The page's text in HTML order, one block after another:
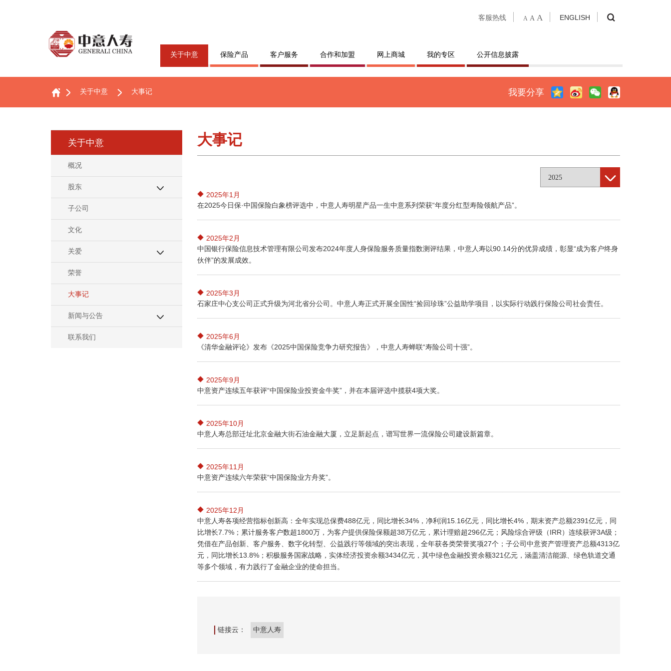
客服热线 A A A ENGLISH
关于中意 保险产品 客户服务 合作和加盟 网上商城 我的专区 公开信息披露
关于中意 大事记 我要分享
关于中意
概况
股东
子公司
文化
关爱
荣誉
大事记
新闻与公告
联系我们
大事记
2025
2025年1月
在2025今日保·中国保险白象榜评选中，中意人寿明星产品一生中意系列荣获“年度分红型寿险领航产品”。
2025年2月
中国银行保险信息技术管理有限公司发布2024年度人身保险服务质量指数测评结果，中意人寿以90.14分的优异成绩，彰显“成为客户终身
伙伴”的发展成效。
2025年3月
石家庄中心支公司正式升级为河北省分公司。中意人寿正式开展全国性“捡回珍珠”公益助学项目，以实际行动践行保险公司社会责任。
2025年6月
《清华金融评论》发布《2025中国保险竞争力研究报告》，中意人寿蝉联“寿险公司十强”。
2025年9月
中意资产连续五年获评“中国保险业投资金牛奖”，并在本届评选中揽获4项大奖。
2025年10月
中意人寿总部迁址北京金融大街石油金融大厦，立足新起点，谱写世界一流保险公司建设新篇章。
2025年11月
中意资产连续六年荣获“中国保险业方舟奖”。
2025年12月
中意人寿各项经营指标创新高：全年实现总保费488亿元，同比增长34%，净利润15.16亿元，同比增长4%，期末资产总额2391亿元，同
比增长7.7%；累计服务客户数超1800万，为客户提供保险保额超38万亿元，累计理赔超296亿元；风险综合评级（IRR）连续获评3A级；
凭借在产品创新、客户服务、数字化转型、公益践行等领域的突出表现，全年获各类荣誉奖项27个；子公司中意资产管理资产总额4313亿
元，同比增长13.8%；积极服务国家战略，实体经济投资余额3434亿元，其中绿色金融投资余额321亿元，涵盖清洁能源、绿色轨道交通
等多个领域，有力践行了金融企业的使命担当。
链接云： 中意人寿